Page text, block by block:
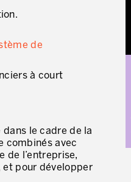
de
à court
dans le cadre de la
combinés avec
de l’entreprise,
et pour développer